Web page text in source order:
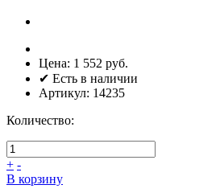
Цена: 1 552 руб.
✔ Есть в наличии
Артикул: 14235
Количество:
+ -
В корзину